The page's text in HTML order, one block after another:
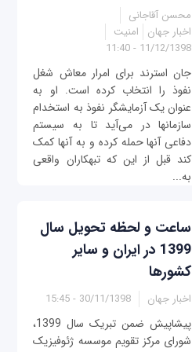
محسن آقاجانی
اخبار جهان
امنیت
11/12/1398 - 11:40
جان استرند برای امرار معاش شغل
نفوذ را انتخاب کرده است. او به
عنوان یک آزمایشگر نفوذ به استخدام
سازمانها در می‌آید تا به سیستم
دفاعی آنها حمله کرده و به آنها کمک
کند قبل از این که تبهکاران واقعی
به...
ساعت و لحظه تحویل سال
1399 در ایران و سایر
کشورها
اخبار جهان 30/11/1398 - 15:45
پیشاپیش ضمن تبریک سال 1399،
شورای مرکز تقویم موسسه ژئوفیزیک